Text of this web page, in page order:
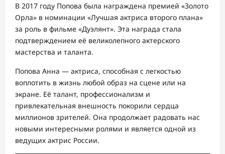
В 2017 году Попова была награждена премией «Золото
Орла» в номинации «Лучшая актриса второго плана»
за роль в фильме «Дуэлянт». Эта награда стала
подтверждением её великолепного актерского
мастерства и таланта.
Попова Анна — актриса, способная с легкостью
воплотить в жизнь любой образ на сцене или на
экране. Её талант, профессионализм и
привлекательная внешность покорили сердца
миллионов зрителей. Она продолжает радовать нас
новыми интересными ролями и является одной из
ведущих актрис России.